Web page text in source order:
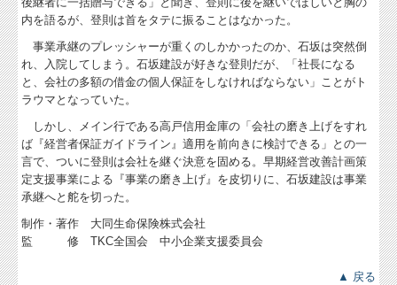
内を語るが、登則は首をタテに振ることはなかった。
事業承継のプレッシャーが重くのしかかったのか、石坂は突然倒
れ、入院してしまう。石坂建設が好きな登則だが、「社長になる
と、会社の多額の借金の個人保証をしなければならない」ことがト
ラウマとなっていた。
しかし、メイン行である高戸信用金庫の「会社の磨き上げをすれ
ば『経営者保証ガイドライン』適用を前向きに検討できる」との一
言で、ついに登則は会社を継ぐ決意を固める。早期経営改善計画策
定支援事業による『事業の磨き上げ』を皮切りに、石坂建設は事業
承継へと舵を切った。
制作・著作 大同生命保険株式会社
監 修 TKC全国会 中小企業支援委員会
▲ 戻る